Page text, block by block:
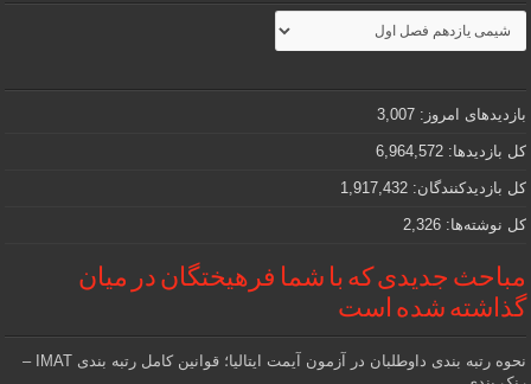
مطالب
جذاب
و
که
دنبالش
هستید
بازدیدهای امروز: 3,007
کل بازدیدها: 6,964,572
کل بازدیدکنند‌گان: 1,917,432
کل نوشته‌ها: 2,326
مباحث جدیدی که با شما فرهیختگان در میان
گذاشته شده است
نحوه رتبه بندی داوطلبان در آزمون آیمت ایتالیا؛ قوانین کامل رتبه بندی IMAT –